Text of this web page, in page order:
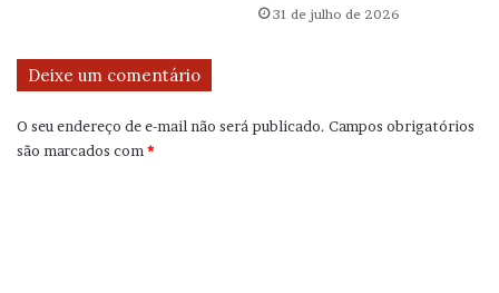
31 de julho de 2026
Deixe um comentário
O seu endereço de e-mail não será publicado. Campos obrigatórios
são marcados com*